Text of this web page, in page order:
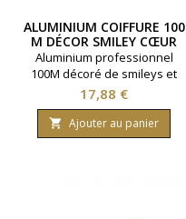
ALUMINIUM COIFFURE 100
M DÉCOR SMILEY CŒUR
(12 CM X 12 MICRONS)
Aluminium professionnel
100M décoré de smileys et
cœurs rouges. Idéal pour les
techniques de mèches,
balayages et colorations en
salon. 12 cm x 12 microns.
Prix
17,88 €
 Ajouter au panier